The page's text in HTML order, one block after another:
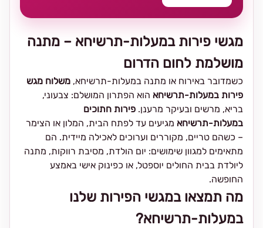
מגשי פירות במעלות-תרשיחא – מתנה
מושלמת לחום הדרום
כשמדובר באירוח או מתנה במעלות-תרשיחא, משלוח מגש
פירות במעלות-תרשיחא הוא הפתרון המושלם: צבעוני,
בריא, מרשים ובעיקר מרענן. פירות חתוכים
במעלות-תרשיחא מגיעים עד לפתח הבית, המלון או הצימר
– כשהם טריים, מקוררים וערוכים לאכילה מיידית. הם
מתאימים למגוון שימושים: יום הולדת, מסיבת רווקות, מתנה
ליולדת בבית החולים יוספטל, או כפינוק אישי באמצע
החופשה.
מה תמצאו במגשי הפירות שלנו
במעלות-תרשיחא?